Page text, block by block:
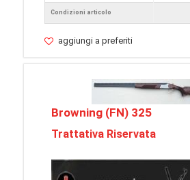
Condizioni articolo
aggiungi a preferiti
Browning (FN) 325
Trattativa Riservata